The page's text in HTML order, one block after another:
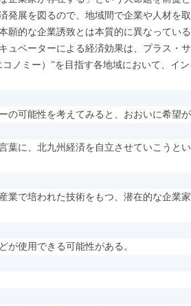
展を図るので、地域間で企業や人材を取
願的な企業誘致とは本質的に異なってい
ュベーターによる経済効果は、プラス・
ノミー）”を目指す各地域において、イ
可能性を考えてみると、おおいに希望が
に、北九州経済を自立させていこうと
で培われた技術をもつ、潜在的な企業
使用できる可能性がある。